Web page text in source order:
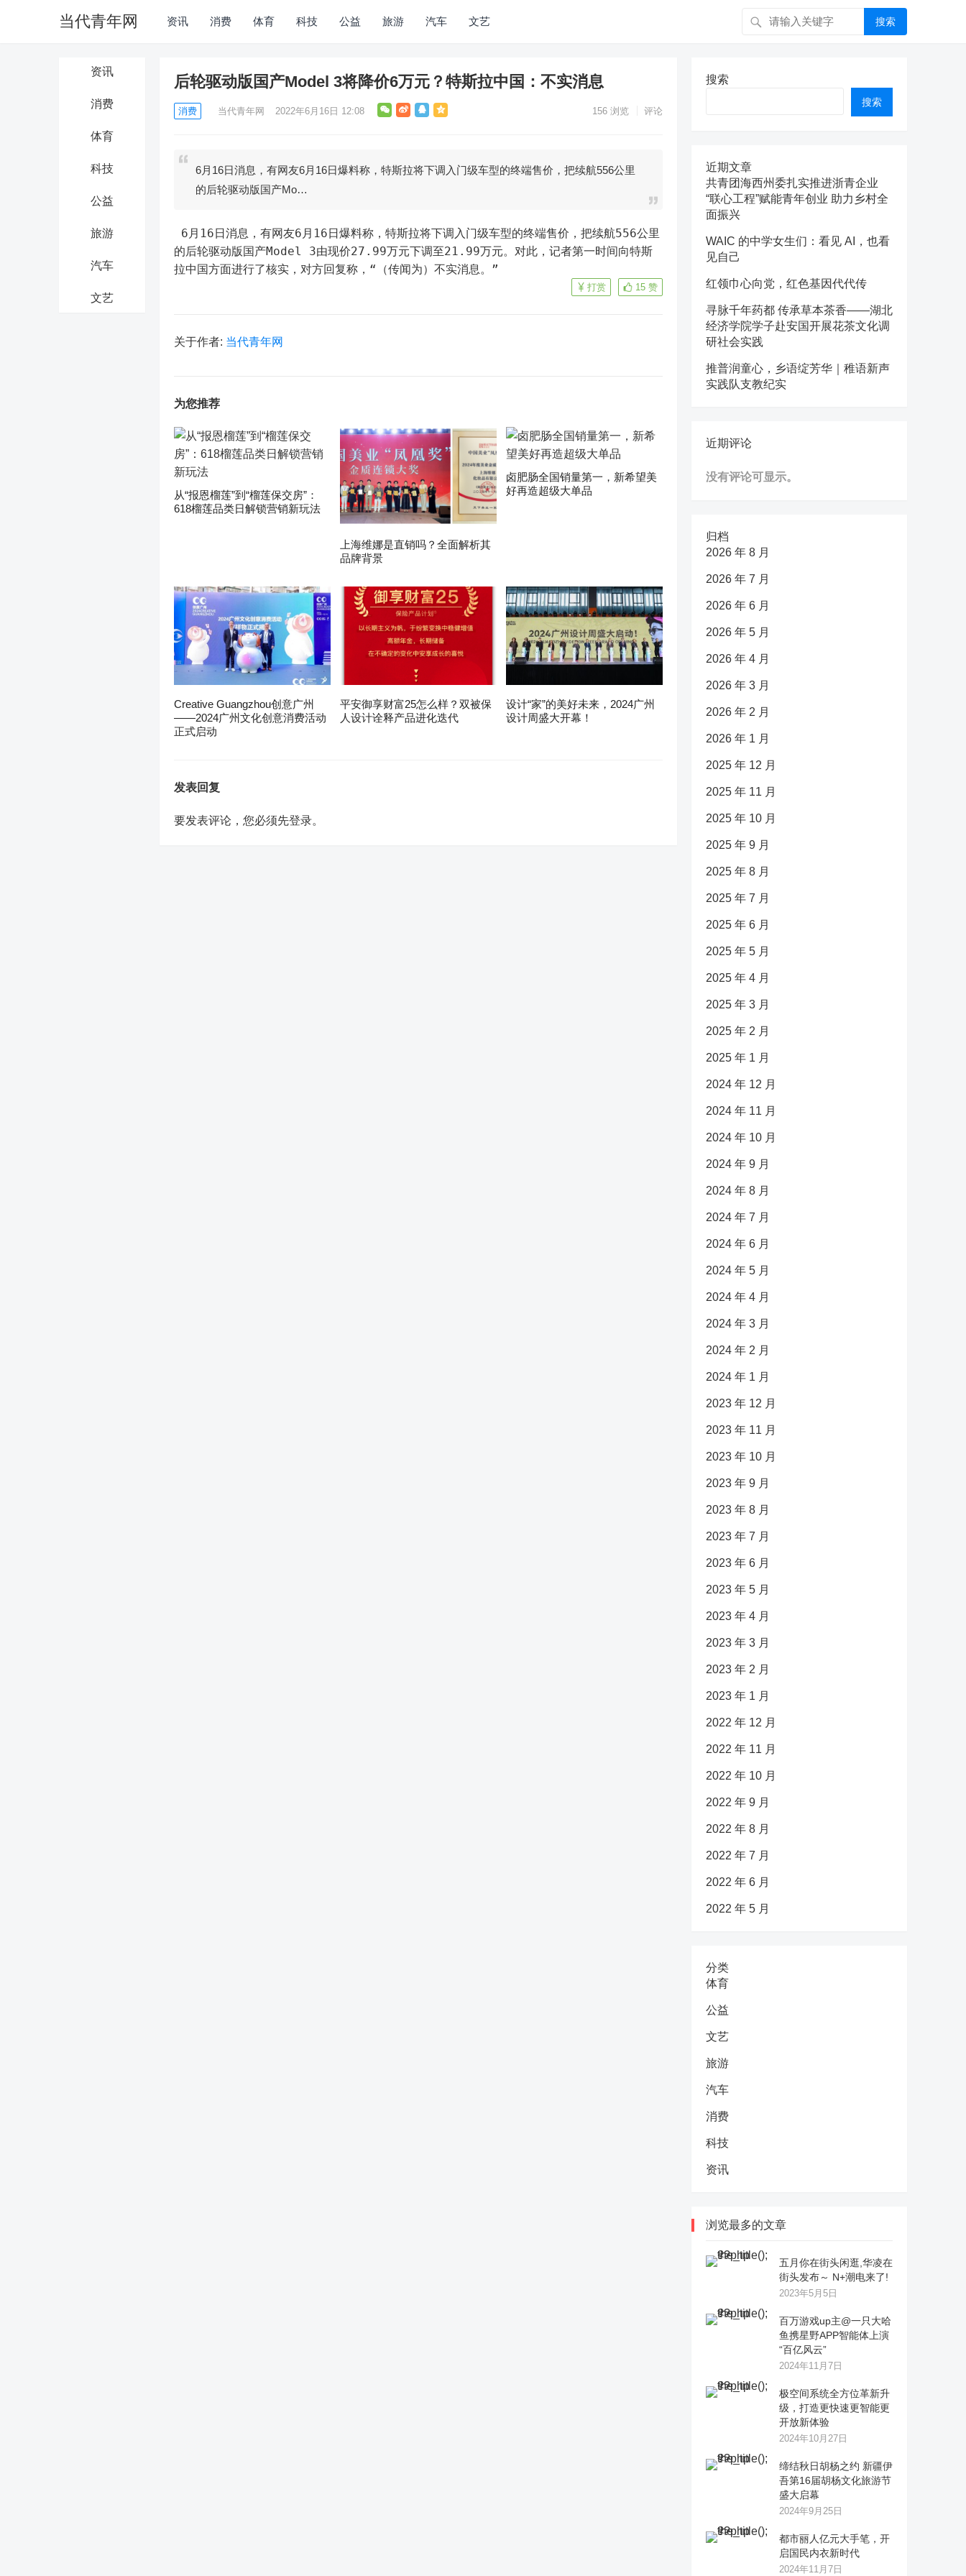
当代青年网 资讯 消费 体育 科技 公益 旅游 汽车 文艺 搜索
资讯
消费
体育
科技
公益
旅游
汽车
文艺
后轮驱动版国产Model 3将降价6万元？特斯拉中国：不实消息
消费 当代青年网 2022年6月16日 12:08 156 浏览 评论
6月16日消息，有网友6月16日爆料称，特斯拉将下调入门级车型的终端售价，把续航556公里
的后轮驱动版国产Mo…
的后轮驱动版国产Model 3由现价27.99万元下调至21.99万元。对此，记者第一时间向特斯
拉中国方面进行了核实，对方回复称，“（传闻为）不实消息。”
15 赞
打赏
关于作者: 当代青年网
为您推荐
从“报恩榴莲”到“榴莲保交房”：
618榴莲品类日解锁营销新玩法
上海维娜是直销吗？全面解析其
品牌背景
卤肥肠全国销量第一，新希望美
好再造超级大单品
Creative Guangzhou创意广州
——2024广州文化创意消费活动
正式启动
平安御享财富25怎么样？双被保
人设计诠释产品进化迭代
设计“家”的美好未来，2024广州
设计周盛大开幕！
发表回复
要发表评论，您必须先登录。
搜索
搜索
近期文章
共青团海西州委扎实推进浙青企业
“联心工程”赋能青年创业 助力乡村全
面振兴
WAIC 的中学女生们：看见 AI，也看
见自己
红领巾心向党，红色基因代代传
寻脉千年药都 传承草本茶香——湖北
经济学院学子赴安国开展花茶文化调
研社会实践
推普润童心，乡语绽芳华｜稚语新声
实践队支教纪实
近期评论
没有评论可显示。
归档
2026 年 8 月
2026 年 7 月
2026 年 6 月
2026 年 5 月
2026 年 4 月
2026 年 3 月
2026 年 2 月
2026 年 1 月
2025 年 12 月
2025 年 11 月
2025 年 10 月
2025 年 9 月
2025 年 8 月
2025 年 7 月
2025 年 6 月
2025 年 5 月
2025 年 4 月
2025 年 3 月
2025 年 2 月
2025 年 1 月
2024 年 12 月
2024 年 11 月
2024 年 10 月
2024 年 9 月
2024 年 8 月
2024 年 7 月
2024 年 6 月
2024 年 5 月
2024 年 4 月
2024 年 3 月
2024 年 2 月
2024 年 1 月
2023 年 12 月
2023 年 11 月
2023 年 10 月
2023 年 9 月
2023 年 8 月
2023 年 7 月
2023 年 6 月
2023 年 5 月
2023 年 4 月
2023 年 3 月
2023 年 2 月
2023 年 1 月
2022 年 12 月
2022 年 11 月
2022 年 10 月
2022 年 9 月
2022 年 8 月
2022 年 7 月
2022 年 6 月
2022 年 5 月
分类
体育
公益
文艺
旅游
汽车
消费
科技
资讯
浏览最多的文章
五月你在街头闲逛,华凌在
街头发布～ N+潮电来了!
2023年5月5日
百万游戏up主@一只大哈
鱼携星野APP智能体上演
“百亿风云”
2024年11月7日
极空间系统全方位革新升
级，打造更快速更智能更
开放新体验
2024年10月27日
缔结秋日胡杨之约 新疆伊
吾第16届胡杨文化旅游节
盛大启幕
2024年9月25日
都市丽人亿元大手笔，开
启国民内衣新时代
2024年11月7日